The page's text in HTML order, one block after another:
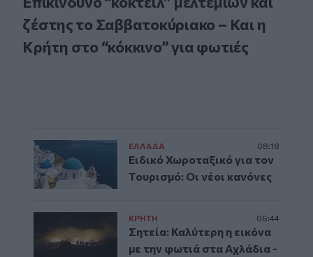
ζέστης το Σαββατοκύριακο – Και η
Κρήτη στο “κόκκινο” για φωτιές
ΕΛΛAΔΑ 08:18
Ειδικό Χωροταξικό για τον
Τουρισμό: Οι νέοι κανόνες
ΚΡΗΤΗ 06:44
Σητεία: Καλύτερη η εικόνα
με την φωτιά στα Αχλάδια -